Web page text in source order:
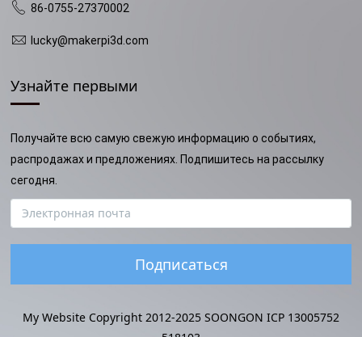
86-0755-27370002
lucky@makerpi3d.com
Узнайте первыми
Получайте всю самую свежую информацию о событиях,
распродажах и предложениях. Подпишитесь на рассылку
сегодня.
Подписаться
My Website Copyright 2012-2025 SOONGON ICP 13005752